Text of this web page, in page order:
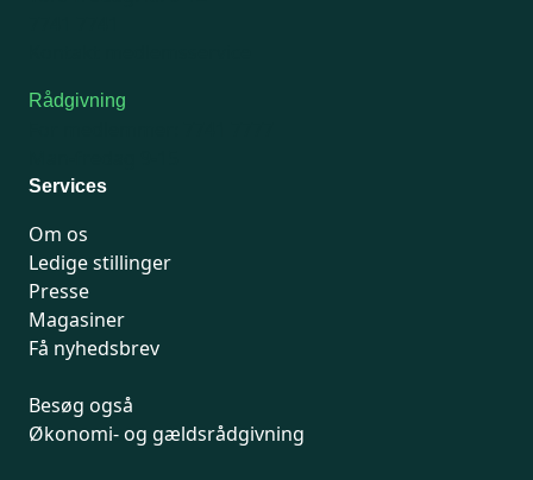
Rådgivning
Services
Om os
Ledige stillinger
Presse
Magasiner
Få nyhedsbrev
Besøg også
Økonomi- og gældsrådgivning